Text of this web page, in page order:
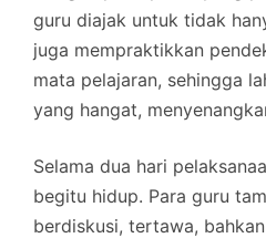
guru diajak untuk tidak
juga mempraktikkan
mata pelajaran, sehingga
yang hangat,
Selama dua hari
begitu hidup. Para guru
berdiskusi, tertawa,